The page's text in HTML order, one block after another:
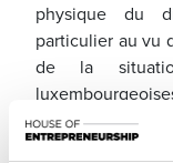
physique du
particulier au vu
de la
naturellement
frontières.